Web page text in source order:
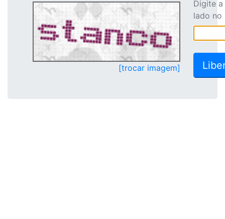
[trocar imagem]
Digite
lado no